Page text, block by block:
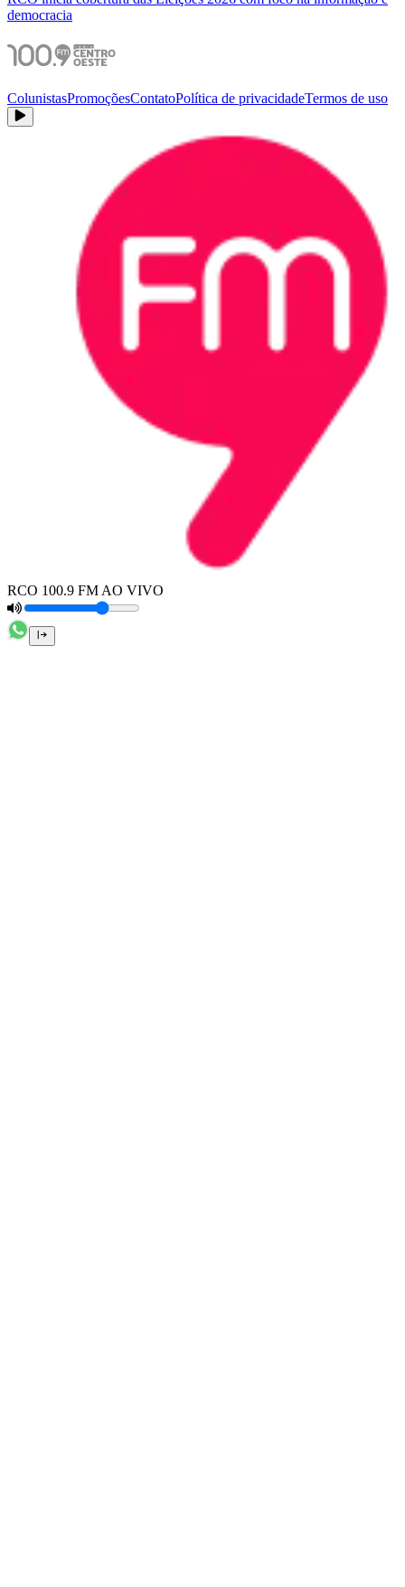
democracia
ColunistasPromoçõesContatoPolítica de privacidadeTermos de uso
RCO 100.9 FM AO VIVO